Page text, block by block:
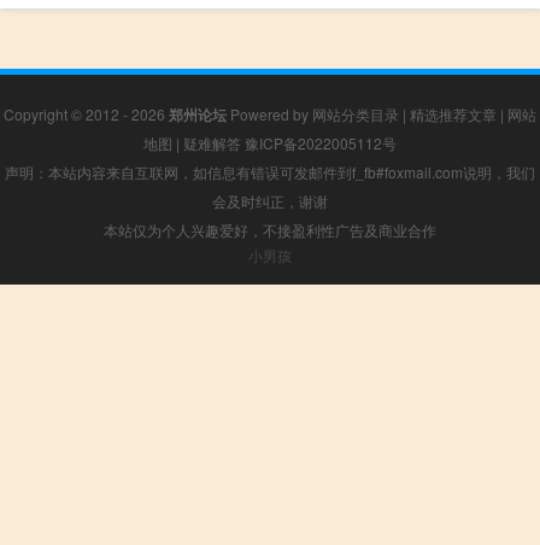
Copyright © 2012 - 2026 郑州论坛 Powered by 网站分类目录 | 精选推荐文章 | 网站
地图 | 疑难解答 豫ICP备2022005112号
声明：本站内容来自互联网，如信息有错误可发邮件到f_fb#foxmail.com说明，我们
会及时纠正，谢谢
本站仅为个人兴趣爱好，不接盈利性广告及商业合作
小男孩